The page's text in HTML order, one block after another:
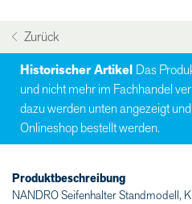
Zurück
Historischer Artikel Das
und nicht mehr im Fachhandel
dazu werden unten angezeigt
Onlineshop bestellt werden.
Produktbeschreibung
NANDRO Seifenhalter Standmodell,